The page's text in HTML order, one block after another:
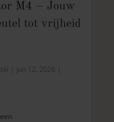
M4 – Jouw
tot vrijheid
jun 12, 2026